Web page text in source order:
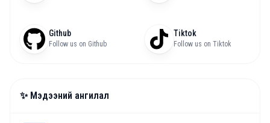
Github
Follow us on Github
Tiktok
Follow us on Tiktok
✨ Мэдээний ангилал